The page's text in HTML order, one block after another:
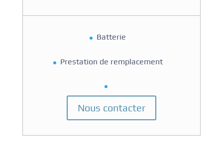
Batterie
Prestation de remplacement
Nous contacter